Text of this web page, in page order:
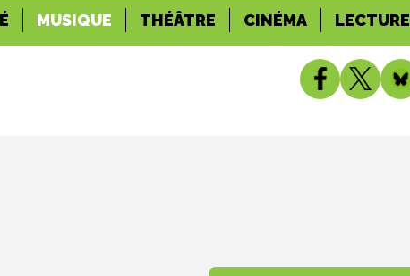
MUSIQUE THÉÂTRE CINÉMA LECTURE